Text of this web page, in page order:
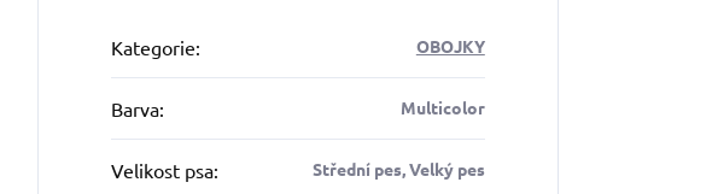
Kategorie: OBOJKY
Barva: Multicolor
Velikost psa: Střední pes, Velký pes